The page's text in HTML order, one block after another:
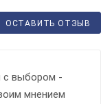
ОСТАВИТЬ ОТЗЫВ
с выбором -
мнением